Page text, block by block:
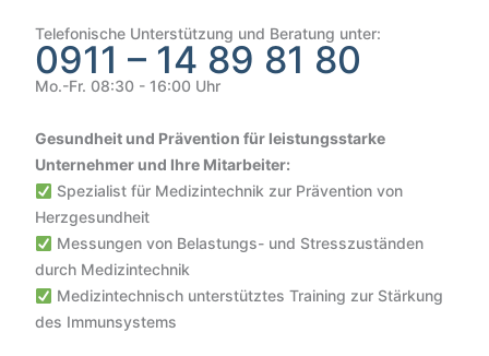
Telefonische Unterstützung und Beratung unter:
0911 – 14 89 81 80
Mo.-Fr. 08:30 - 16:00 Uhr
Gesundheit und Prävention für leistungsstarke
Unternehmer und Ihre Mitarbeiter:
Spezialist für Medizintechnik zur Prävention von
Herzgesundheit
Messungen von Belastungs- und Stresszuständen
durch Medizintechnik
Medizintechnisch unterstütztes Training zur Stärkung
des Immunsystems